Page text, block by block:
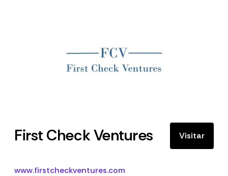
First Check Ventures Visitar
www.firstcheckventures.com